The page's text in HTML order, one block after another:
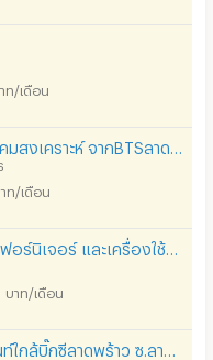
ท/เดือน
ท/เดือน
บาท/เดือน